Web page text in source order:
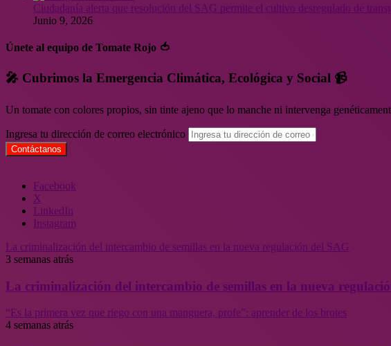
Ciudadanía alerta que resolución del SAG permite el cultivo desregulado de
Junio 9, 2026
Únete al equipo de Tomate Rojo 🍅
🎤 Cubrimos la Emergencia Climática, Ecológica y Social 📹
Un tomate con colores propios, sin tinte ajeno que lo manche ni intervenga
Ingresa tu dirección de correo electrónico
Facebook
X
LinkedIn
Instagram
La criminalización del intercambio de semillas en la nueva regulación del SAG
3 semanas atrás
La criminalización del intercambio de semillas en la nueva
“Es la primera vez que riego con una manguera, profe”: aprender de los brotes
4 semanas atrás